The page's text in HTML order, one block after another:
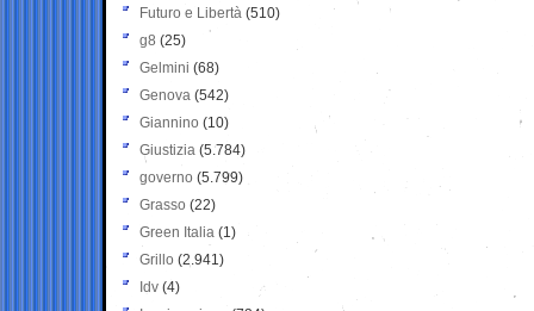
Futuro e Libertà (510)
g8 (25)
Gelmini (68)
Genova (542)
Giannino (10)
Giustizia (5.784)
governo (5.799)
Grasso (22)
Green Italia (1)
Grillo (2.941)
Idv (4)